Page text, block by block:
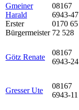
Gmeiner
Harald
Erster
Bürgermeister
08167
6943-47
0170 65
72 528
Götz Renate
08167
6943-24
Gresser Ute
08167
6943-11